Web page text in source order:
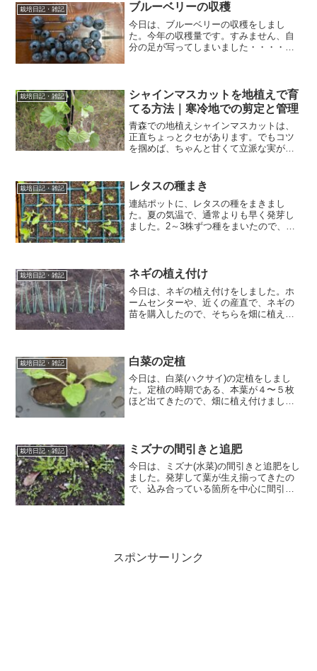
栽培日記・雑記 ブルーベリーの収穫
今日は、ブルーベリーの収穫をしまし
た。今年の収穫量です。すみません、自
分の足が写ってしまいました・・・・鳥
ルーベリーを収穫できました...
栽培日記・雑記
シャインマスカットを地植えで育
てる方法｜寒冷地での剪定と管理
青森での地植えシャインマスカットは、
正直ちょっとクセがあります。でもコツ
を掴めば、ちゃんと甘くて立派な実がで
めます。地植えは“伸びすぎる”のが最大の
特徴鉢植えと違って、...
栽培日記・雑記 レタスの種まき
連結ポットに、レタスの種をまきまし
た。夏の気温で、通常よりも早く発芽し
ました。2～3株ずつ種をまいたので、１
焼けてしまいました・・・...
栽培日記・雑記 ネギの植え付け
今日は、ネギの植え付けをしました。ホ
ームセンターや、近くの産直で、ネギの
苗を購入したので、そちらを畑に植え付
は酸性土壌を嫌うので...
栽培日記・雑記 白菜の定植
今日は、白菜(ハクサイ)の定植をしまし
た。定植の時期である、本葉が４〜５枚
ほど出てきたので、畑に植え付けまし
耕し 、高さ10cm...
栽培日記・雑記 ミズナの間引きと追肥
今日は、ミズナ(水菜)の間引きと追肥をし
ました。発芽して葉が生え揃ってきたの
で、込み合っている箇所を中心に間引き
スポンサーリンク